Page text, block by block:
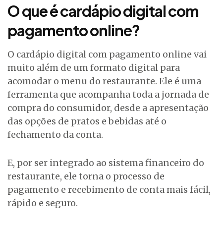
O que é cardápio digital com
pagamento online?
O cardápio digital com pagamento online vai
muito além de um formato digital para
acomodar o menu do restaurante. Ele é uma
ferramenta que acompanha toda a jornada de
compra do consumidor, desde a apresentação
das opções de pratos e bebidas até o
fechamento da conta.
E, por ser integrado ao sistema financeiro do
restaurante, ele torna o processo de
pagamento e recebimento de conta mais fácil,
rápido e seguro.